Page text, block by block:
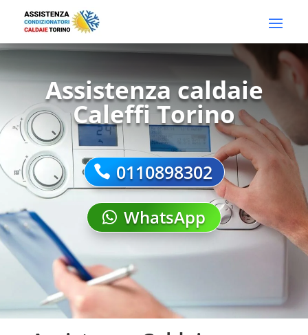
Assistenza caldaie
Caleffi Torino
0110898302
WhatsApp